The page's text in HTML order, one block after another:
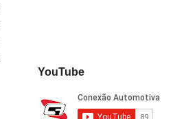
YouTube